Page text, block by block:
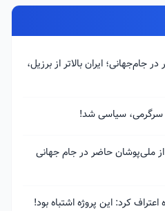
جام‌جهانی؛ ایران بالاتر از برزیل،
سیاسی شد!
ملی‌پوشان حاضر در جام جهانی
کرد: این پروژه اشتباه بود!